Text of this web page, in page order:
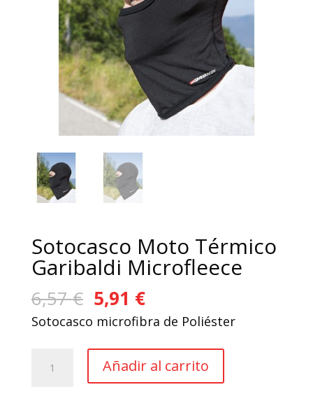
Sotocasco Moto Térmico
Garibaldi Microfleece
6,57€ El
precio
era:
6,57 €.
5,91 €El
precio
es:
5,91 €.
Sotocasco microfibra de Poliéster
Añadir al carrito